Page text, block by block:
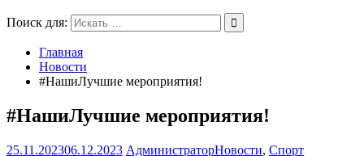
Поиск для:
Главная
Новости
#НашиЛучшие мероприятия!
#НашиЛучшие мероприятия!
25.11.202306.12.2023 АдминистраторНовости, Спорт